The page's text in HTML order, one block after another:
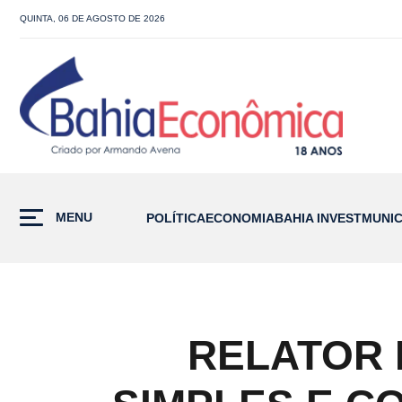
QUINTA, 06 DE AGOSTO DE 2026
MENU POLÍTICAECONOMIABAHIA INVEST
RELATOR